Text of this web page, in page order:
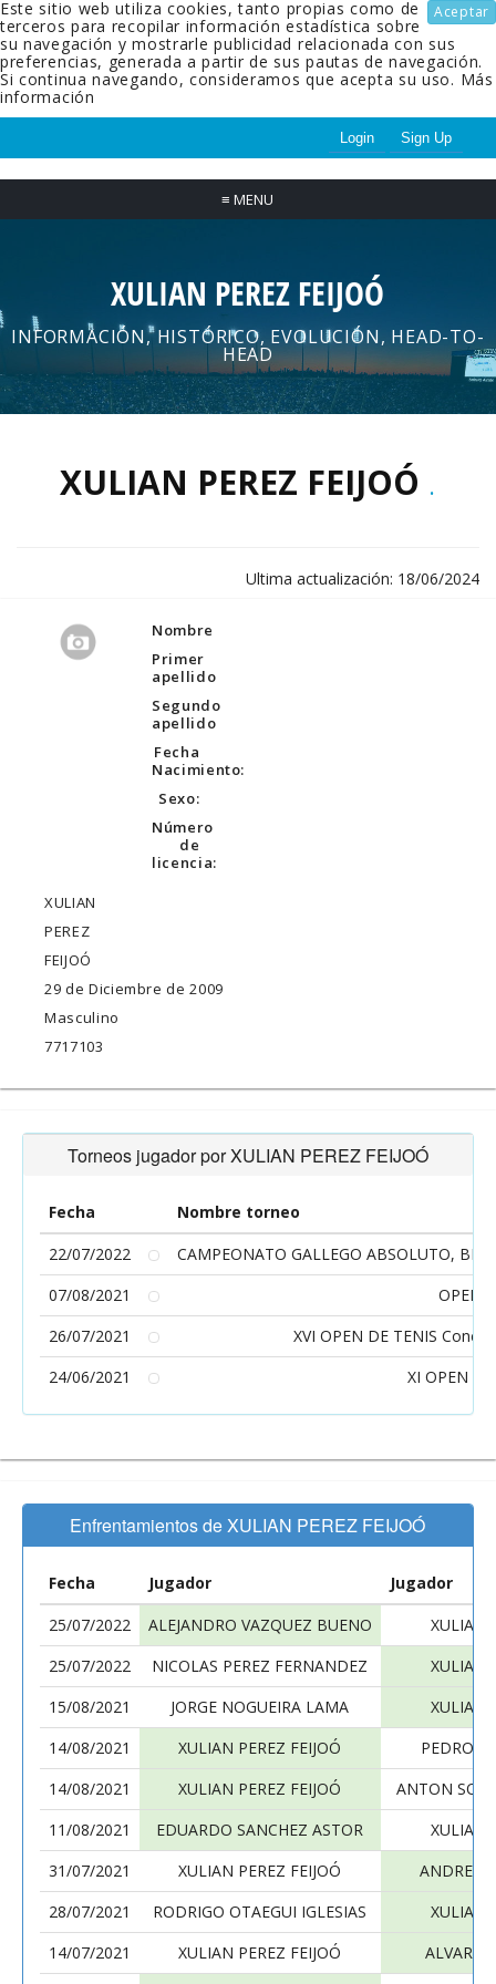
Aceptar
Este sitio web utiliza cookies, tanto propias como de
terceros para recopilar información estadística sobre
su navegación y mostrarle publicidad relacionada con sus
preferencias, generada a partir de sus pautas de navegación.
Si continua navegando, consideramos que acepta su uso. Más
información
Login Sign Up
≡ MENU
XULIAN PEREZ FEIJOÓ
INFORMACIÓN, HISTÓRICO, EVOLUCIÓN, HEAD-TO-
HEAD
XULIAN PEREZ FEIJOÓ .
Ultima actualización: 18/06/2024
Nombre
Primer
apellido
Segundo
apellido
Fecha
Nacimiento:
Sexo:
Número
de
licencia:
XULIAN
PEREZ
FEIJOÓ
29 de Diciembre de 2009
Masculino
7717103
Torneos jugador por XULIAN PEREZ FEIJOÓ
Fecha
Nombre torneo
22/07/2022
CAMPEONATO GALLEGO ABSOLUTO,
07/08/2021
OPEN
26/07/2021
XVI OPEN DE TENIS
24/06/2021
XI OPEN
Enfrentamientos de XULIAN PEREZ FEIJOÓ
Fecha Jugador
Jugador
25/07/2022
ALEJANDRO VAZQUEZ BUENO
XULIAN
25/07/2022
NICOLAS PEREZ FERNANDEZ
XULIAN
15/08/2021
JORGE NOGUEIRA LAMA
XULIAN
14/08/2021
XULIAN PEREZ FEIJOÓ
PEDRO
14/08/2021
XULIAN PEREZ FEIJOÓ
ANTON
11/08/2021
EDUARDO SANCHEZ ASTOR
XULIAN
31/07/2021
XULIAN PEREZ FEIJOÓ
ANDRES
28/07/2021
RODRIGO OTAEGUI IGLESIAS
XULIAN
14/07/2021
XULIAN PEREZ FEIJOÓ
ALVARO